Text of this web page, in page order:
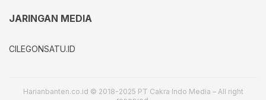
JARINGAN MEDIA
CILEGONSATU.ID
Harianbanten.co.id © 2018-2025 PT Cakra Indo Media – All right